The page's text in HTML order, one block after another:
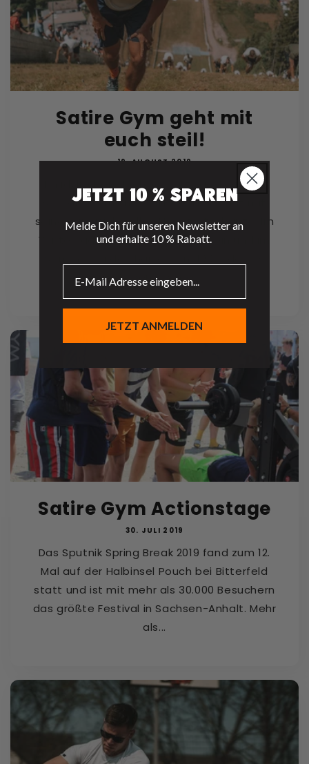
Satire Gym geht mit
euch steil!
19. AUGUST 2019
Im idylischen Hochschwarzwald befindet
sich die Gemeinde Titisee-Neustadt mit
seiner eindrucksvollen Hochfirstschanze. Im
Winter lädt sie zum Skispringen ein und im
Lebens. Am...
Satire Gym Actionstage
30. JULI 2019
Das Sputnik Spring Break 2019 fand zum 12.
Mal auf der Halbinsel Pouch bei Bitterfeld
statt und ist mit mehr als 30.000 Besuchern
das größte Festival in Sachsen-Anhalt. Mehr
als...
Jetzt 10 % sparen
Melde Dich für unseren Newsletter an
und erhalte 10 % Rabatt.
JETZT ANMELDEN